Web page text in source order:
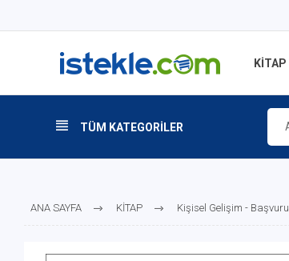
KİTAP
TÜM KATEGORİLER
ANA SAYFA KİTAP Kişisel Gelişim - Başvuru